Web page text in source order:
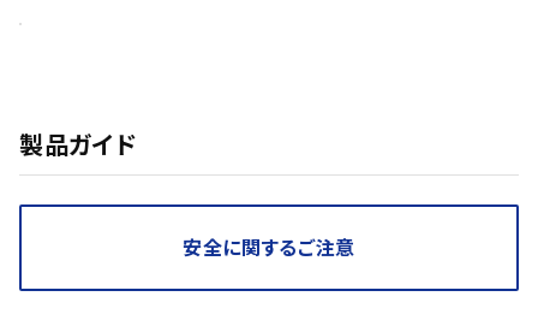
製品ガイド
安全に関するご注意